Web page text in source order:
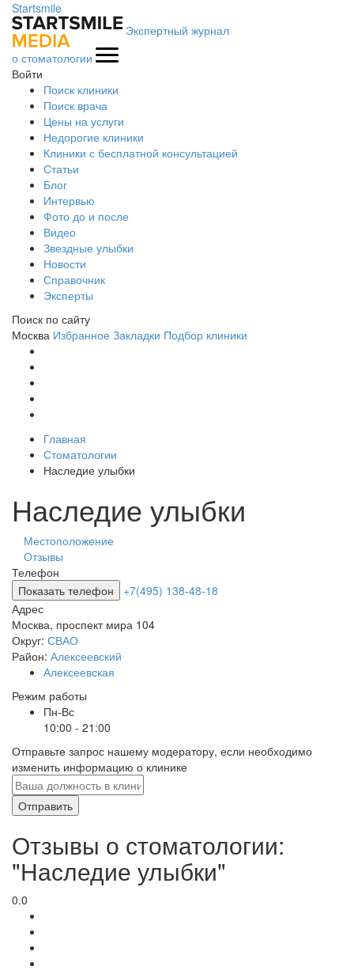
Startsmile
Экспертный журнал
о стоматологии
Войти
Поиск клиники
Поиск врача
Цены на услуги
Недорогие клиники
Клиники с бесплатной консультацией
Статьи
Блог
Интервью
Фото до и после
Видео
Звездные улыбки
Новости
Справочник
Эксперты
Поиск по сайту
Москва Избранное Закладки Подбор клиники
Главная
Стоматологии
Наследие улыбки
Наследие улыбки
Местоположение
Отзывы
Телефон
Показать телефон
+7(495) 138-48-18
Адрес
Москва, проспект мира 104
Округ: СВАО
Район: Алексеевский
Алексеевская
Режим работы
Пн-Вс
10:00 - 21:00
Отправьте запрос нашему модератору, если необходимо
изменить информацию о клинике
Отправить
Отзывы о стоматологии:
"Наследие улыбки"
0.0